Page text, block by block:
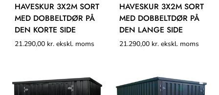
HAVESKUR 3X2M SORT
MED DOBBELTDØR PÅ
DEN KORTE SIDE
21.290,00 kr. ekskl. moms
HAVESKUR 3X2M SORT
MED DOBBELTDØR PÅ
DEN LANGE SIDE
21.290,00 kr. ekskl. moms